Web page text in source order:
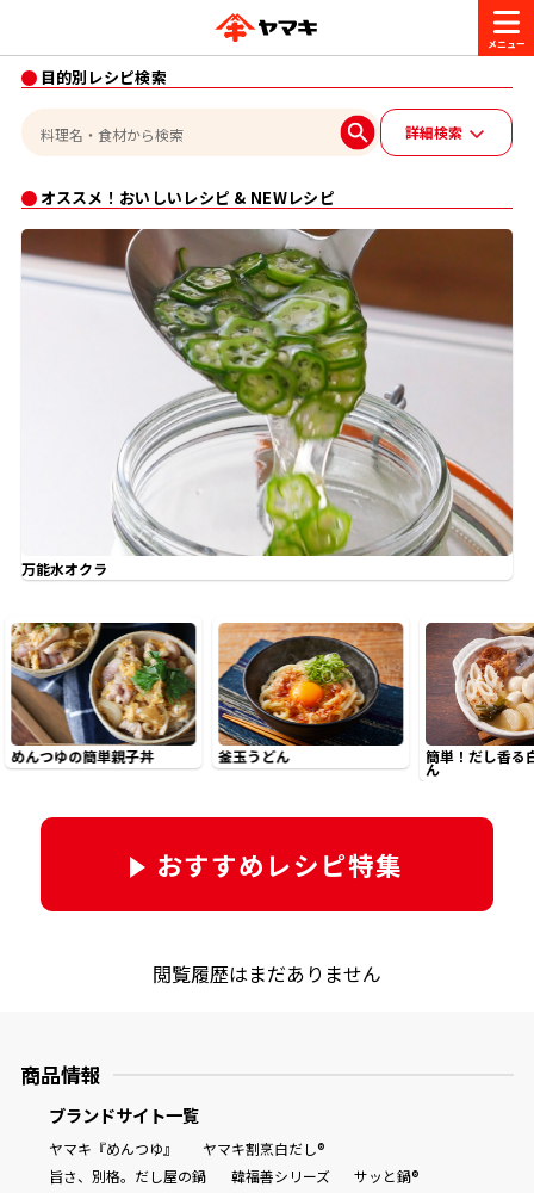
商品情報
ブランド一覧
ヤマキ『めんつゆ』 ヤマキ 割烹白だし
旨さ、別格。だし屋の鍋 韓福善シリーズ
おいしいレシピを探す
おいしいレシピトップ
主菜レシピ
汁物レシピ
時短レシピ
おいしいレシピを商品から探す
めんつゆレシピ
割烹白だしレシピ特集
だし巻き卵特集
かつお節・だしを楽しむ
かつお節・だしを知る
かつお節の削り方
かつお節・だしをもっと知る
ヤマキ かつお節プラス®
かつお節・だしを楽しむ
CM・キャンペーン
キャンペーン一覧
採用情報
- ジョブリターン制
お問い合わせ
ヤマキお客様相談室
オンラインショップ
Global
目的別レシピ検索
詳細検索
オススメ！おいしいレシピ & NEWレシピ
万能水オクラ
めんつゆの簡単親子丼 釜玉うどん 簡単！だし香る
ん
おすすめレシピ特集
閲覧履歴はまだありません
商品情報
ブランドサイト一覧
ヤマキ『めんつゆ』
ヤマキ割烹白だし®
旨さ、別格。だし屋の鍋
韓福善シリーズ
サッと鍋®